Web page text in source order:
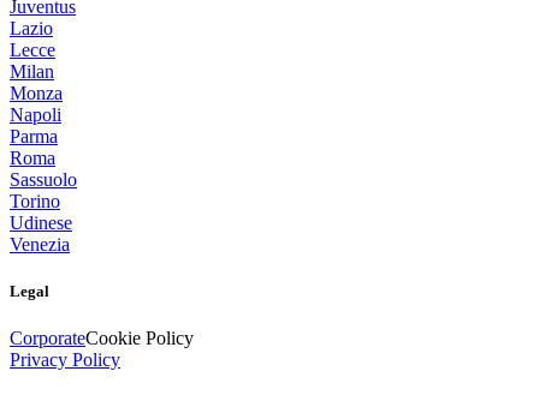
Juventus
Lazio
Lecce
Milan
Monza
Napoli
Parma
Roma
Sassuolo
Torino
Udinese
Venezia
Legal
CorporateCookie Policy
Privacy Policy